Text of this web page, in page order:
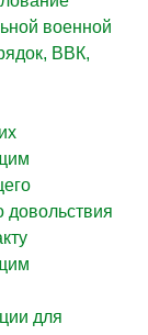
военной
ВВК,
довольствия
для